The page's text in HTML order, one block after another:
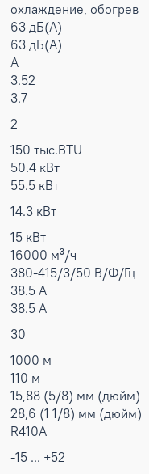
охлаждение, обогрев
63 дБ(А)
63 дБ(А)
A
3.52
3.7
2
150 тыс.BTU
50.4 кВт
55.5 кВт
14.3 кВт
15 кВт
16000 м³/ч
380-415/3/50 В/Ф/Гц
38.5 А
38.5 А
30
1000 м
110 м
15,88 (5/8) мм (дюйм)
28,6 (1 1/8) мм (дюйм)
R410A
-15 ... +52